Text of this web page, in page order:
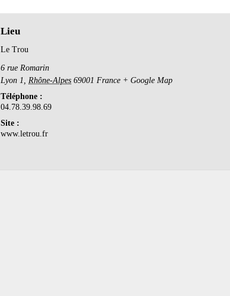
Lieu
Le Trou
6 rue Romarin
Lyon 1
Rhône-Alpes 69001 France + Google Map
Téléphone :
04.78.39.98.69
Site :
www.letrou.fr